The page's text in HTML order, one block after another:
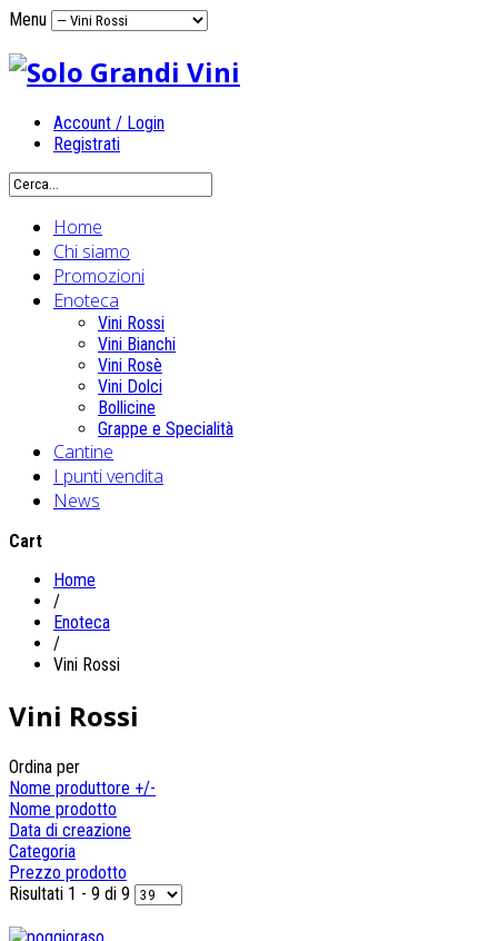
Menu
Account / Login
Registrati
Home
Chi siamo
Promozioni
Enoteca
Vini Rossi
Vini Bianchi
Vini Rosè
Vini Dolci
Bollicine
Grappe e Specialità
Cantine
I punti vendita
News
Cart
Home
/
Enoteca
/
Vini Rossi
Vini Rossi
Ordina per
Nome produttore +/-
Nome prodotto
Data di creazione
Categoria
Prezzo prodotto
Risultati 1 - 9 di 9